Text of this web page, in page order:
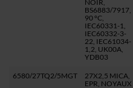
NOIR,
BS6883/7917,
90 °C,
IEC60331-1,
IEC60332-3-
22, IEC61034-
1,2, UK00A,
YDB03
6580/27TQ2/5MGT
27X2,5 MICA,
EPR, NOYAUX